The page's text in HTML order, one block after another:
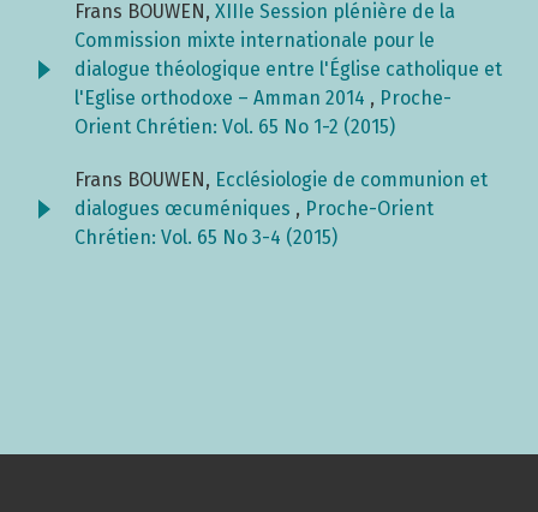
Frans BOUWEN, XIIIe Session plénière de la
Commission mixte internationale pour le
dialogue théologique entre l'Église catholique et
l'Eglise orthodoxe – Amman 2014 , Proche-
Orient Chrétien: Vol. 65 No 1-2 (2015)
Frans BOUWEN, Ecclésiologie de communion et
dialogues œcuméniques , Proche-Orient
Chrétien: Vol. 65 No 3-4 (2015)